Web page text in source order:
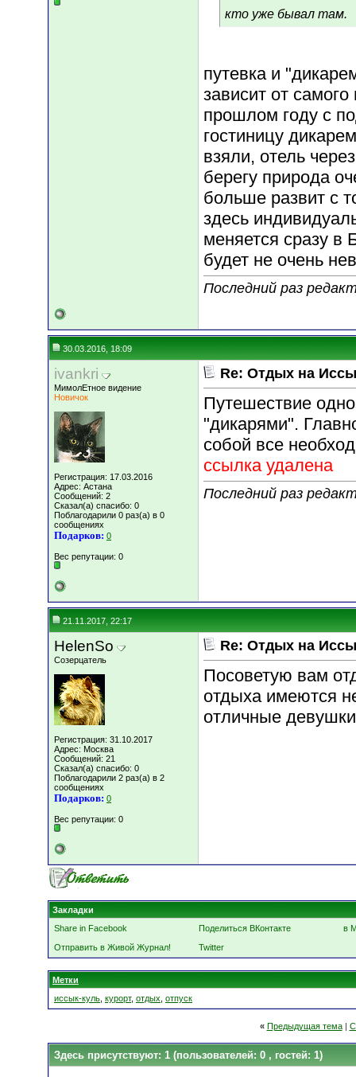
кто уже бывал там.
путевка и
зависит от
прошлом году с
гостиницу
взяли, отель
берегу природа
больше развит с
здесь
меняется сразу в
будет не очень
Последний раз
30.03.2016, 18:09
ivankri
МимолЕтное видение
Новичок
Регистрация: 17.03.2016
Адрес: Астана
Сообщений: 2
Сказал(а) спасибо: 0
Поблагодарили 0 раз(а) в 0
сообщениях
Подарков: 0
Вес репутации: 0
Re: Отдых на
Путешествие
"дикарями".
собой все
ссылка удалена
Последний раз
21.11.2017, 22:17
HelenSo
Созерцатель
Регистрация: 31.10.2017
Адрес: Москва
Сообщений: 21
Сказал(а) спасибо: 0
Поблагодарили 2 раз(а) в 2
сообщениях
Подарков: 0
Вес репутации: 0
Re: Отдых на
Посоветую вам
отдыха имеются
отличные девушки
Закладки
Share in Facebook
Поделиться ВКонтакте
в
Отправить в Живой Журнал!
Twitter
Метки
иссык-куль курорт, отдых отпуск
« Предыдущая тема|
Здесь присутствуют: 1 (пользователей: 0 , гостей: 1)